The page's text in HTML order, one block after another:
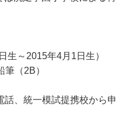
生～2015年4月1日生）
（2B）
話、統一模試提携校から申